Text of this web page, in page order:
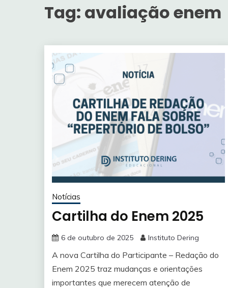
Tag: avaliação enem
Notícias
Cartilha do Enem 2025
6 de outubro de 2025 Instituto Dering
A nova Cartilha do Participante – Redação do
Enem 2025 traz mudanças e orientações
importantes que merecem atenção de